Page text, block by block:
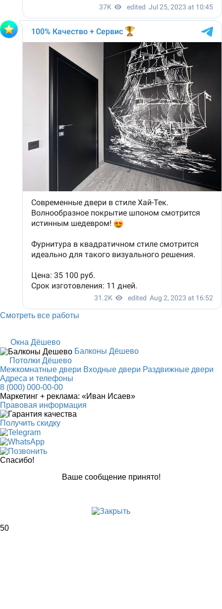
Смотреть все работы
Окна Дёшево
Балконы Дёшево
Потолки Дёшево
Межкомнатные двери Входные двери Раздвижные двери
Адреса и телефоны
8 (000) 000-00-00
Маркетинг + реклама: «Иван Исаев»
Правовая информация
Получить скидку
Спасибо!
Ваше сообщение принято!
50